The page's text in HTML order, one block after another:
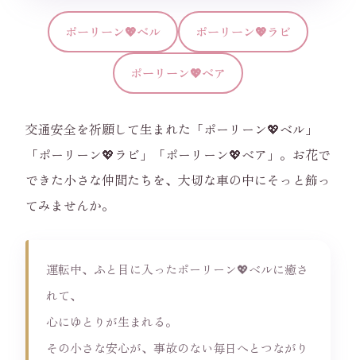
ポーリーン💖ベル ポーリーン💖ラビ
ポーリーン💖ベア
交通安全を祈願して生まれた「ポーリーン💖ベル」
「ポーリーン💖ラビ」「ポーリーン💖ベア」。お花で
できた小さな仲間たちを、大切な車の中にそっと飾っ
てみませんか。
運転中、ふと目に入ったポーリーン💖ベルに癒さ
れて、
心にゆとりが生まれる。
その小さな安心が、事故のない毎日へとつながり